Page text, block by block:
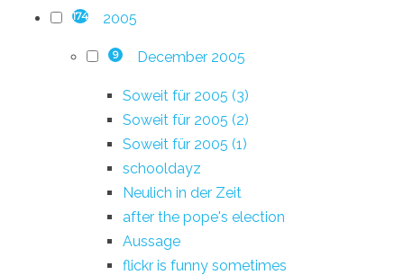
174 2005
9 December 2005
Soweit für 2005 (3)
Soweit für 2005 (2)
Soweit für 2005 (1)
schooldayz
Neulich in der Zeit
after the pope's election
Aussage
flickr is funny sometimes